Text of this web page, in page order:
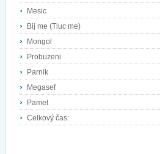
Mesic
Bij me (Tluc me)
Mongol
Probuzeni
Parnik
Megasef
Pamet
Celkový čas: